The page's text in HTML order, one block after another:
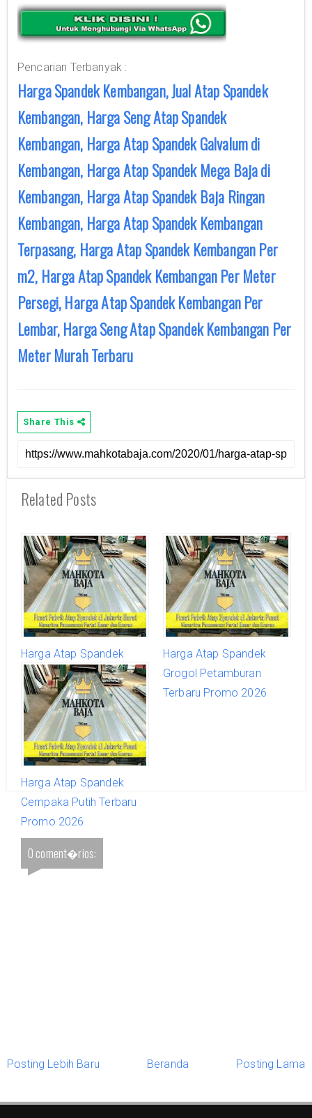
Pencarian Terbanyak :
Harga Spandek Kembangan, Jual Atap Spandek
Kembangan, Harga Seng Atap Spandek
Kembangan, Harga Atap Spandek Galvalum di
Kembangan, Harga Atap Spandek Mega Baja di
Kembangan, Harga Atap Spandek Baja Ringan
Kembangan, Harga Atap Spandek Kembangan
Terpasang, Harga Atap Spandek Kembangan Per
m2, Harga Atap Spandek Kembangan Per Meter
Persegi, Harga Atap Spandek Kembangan Per
Lembar, Harga Seng Atap Spandek Kembangan Per
Meter Murah Terbaru
Share This
Related Posts
Harga Atap Spandek
Kebon Jeruk Terbaru
Promo 2026
Harga Atap Spandek
Grogol Petamburan
Terbaru Promo 2026
Harga Atap Spandek
Cempaka Putih Terbaru
Promo 2026
0 coment�rios:
Posting Lebih Baru Beranda Posting Lama